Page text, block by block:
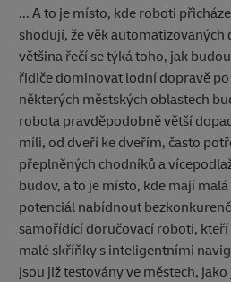
... A to je místo, kde roboti
shodují, že věk automatizovaných
většina řečí se týká toho, jak
řidiče dominovat lodní dopravě po
některých městských oblastech
robota pravděpodobně větší
míli, od dveří ke dveřím, často
přeplněných chodníků a
budov, a to je místo, kde mají
potenciál nabídnout
samořídící doručovací roboti,
malé skříňky s inteligentními
jsou již testovány ve městech,